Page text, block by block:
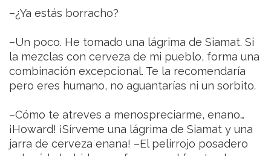
–¿Ya estás borracho?
–Un poco. He tomado una lágrima de Siamat. Si
la mezclas con cerveza de mi pueblo, forma una
combinación excepcional. Te la recomendaría
pero eres humano, no aguantarías ni un sorbito.
–Cómo te atreves a menospreciarme, enano…
¡Howard! ¡Sírveme una lágrima de Siamat y una
jarra de cerveza enana! –El pelirrojo posadero